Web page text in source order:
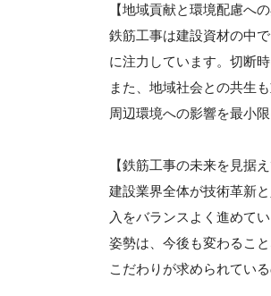
【地域貢献と環境配慮への
鉄筋工事は建設資材の中
に注力しています。切断
また、地域社会との共生
周辺環境への影響を最小
【鉄筋工事の未来を見据え
建設業界全体が技術革新
入をバランスよく進めて
姿勢は、今後も変わるこ
こだわりが求められている